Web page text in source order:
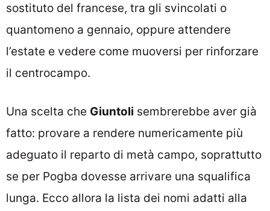
sostituto del francese, tra gli svincolati o
quantomeno a gennaio, oppure attendere
l’estate e vedere come muoversi per rinforzare
il centrocampo.
Una scelta che Giuntoli sembrerebbe aver già
fatto: provare a rendere numericamente più
adeguato il reparto di metà campo, soprattutto
se per Pogba dovesse arrivare una squalifica
lunga. Ecco allora la lista dei nomi adatti alla